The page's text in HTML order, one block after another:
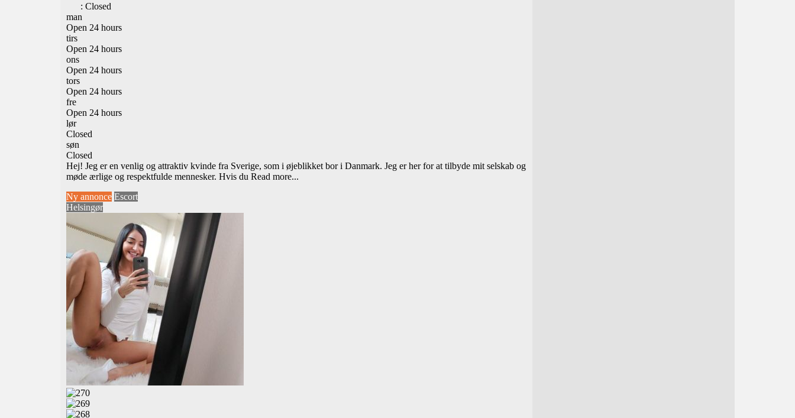
: Closed
man
Open 24 hours
tirs
Open 24 hours
ons
Open 24 hours
tors
Open 24 hours
fre
Open 24 hours
lør
Closed
søn
Closed
Hej! Jeg er en venlig og attraktiv kvinde fra Sverige, som i øjeblikket bor i Danmark. Jeg er her for at tilbyde mit selskab og
møde ærlige og respektfulde mennesker. Hvis du Read more...
Ny annonce Escort
Helsingør